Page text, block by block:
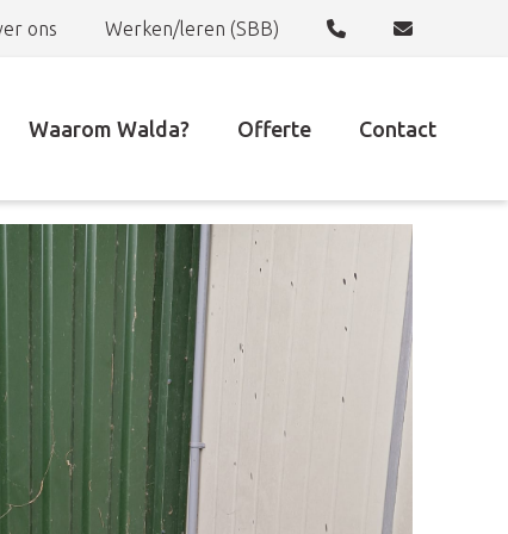
ons Werken/leren (SBB)
Waarom Walda? Offerte Contact